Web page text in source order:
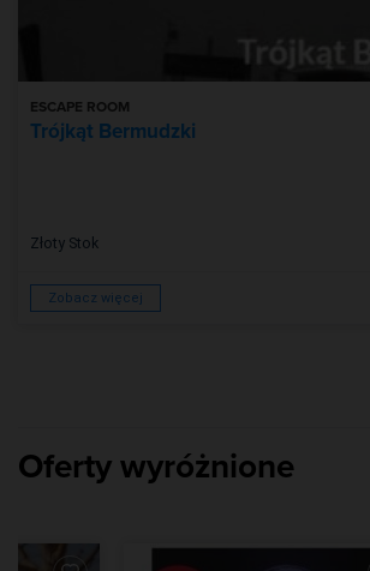
ESCAPE ROOM
Trójkąt Bermudzki
Złoty Stok
Zobacz więcej
Oferty wyróżnione